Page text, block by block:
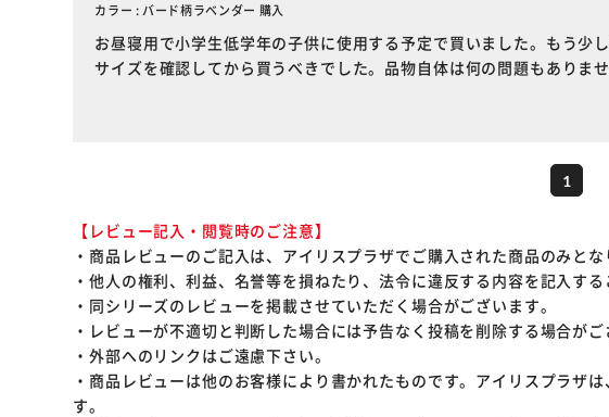
カラー : バード柄ラベンダー 購入
お昼寝用で小学生低学年の子供に使用する予定で買いました。もう少
サイズを確認してから買うべきでした。品物自体は何の問題もありませ
1
【レビュー記入・閲覧時のご注意】
・商品レビューのご記入は、アイリスプラザでご購入された商品のみと
・他人の権利、利益、名誉等を損ねたり、法令に違反する内容を記入す
・同シリーズのレビューを掲載させていただく場合がございます。
・レビューが不適切と判断した場合には予告なく投稿を削除する場合がご
・外部へのリンクはご遠慮下さい。
・商品レビューは他のお客様により書かれたものです。アイリスプラザ
す。
※ご確認